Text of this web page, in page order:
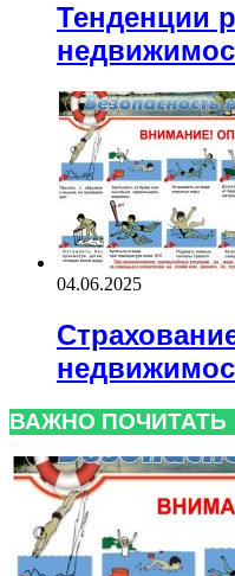
Тенденции
04.06.2025
ВАЖНО ПОЧИТАТЬ